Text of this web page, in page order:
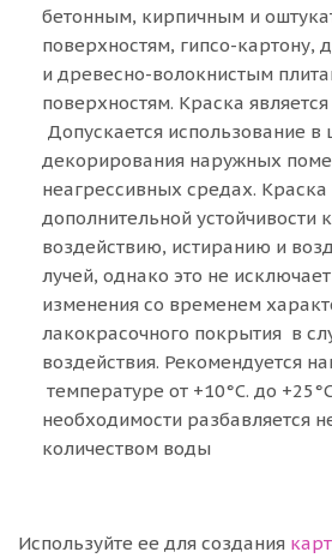
бетонным, кирпичным и
поверхностям, гипсо-картону,
и древесно-волокнистым
поверхностям. Краска
Допускается использование в
декорирования наружных
неагрессивных средах. Краска
дополнительной устойчивости
воздействию, истиранию и
лучей, однако это не
изменения со временем
лакокрасочного покрытия в
воздействия. Рекомендуется
температуре от +10°C. до
необходимости разбавляется
количеством воды
Используйте ее для создания